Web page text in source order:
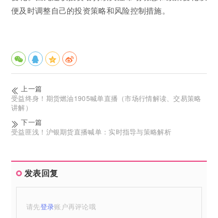
便及时调整自己的投资策略和风险控制措施。
上一篇
受益终身！期货燃油1905喊单直播（市场行情解读、交易策略
讲解）
下一篇
受益匪浅！沪银期货直播喊单：实时指导与策略解析
发表回复
请先登录账户再评论哦